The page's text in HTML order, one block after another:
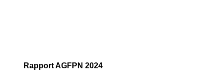
Rapport AGFPN 2024